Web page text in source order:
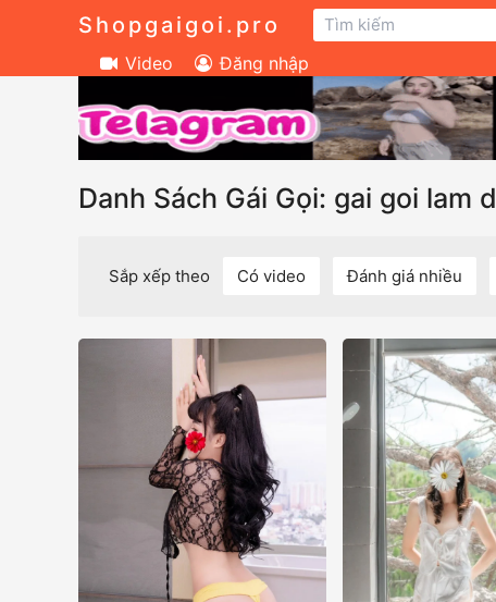
Shopgaigoi.pro
Video Đăng nhập
Danh Sách Gái Gọi: gai goi lam
Sắp xếp theo Có video Đánh giá nhiều